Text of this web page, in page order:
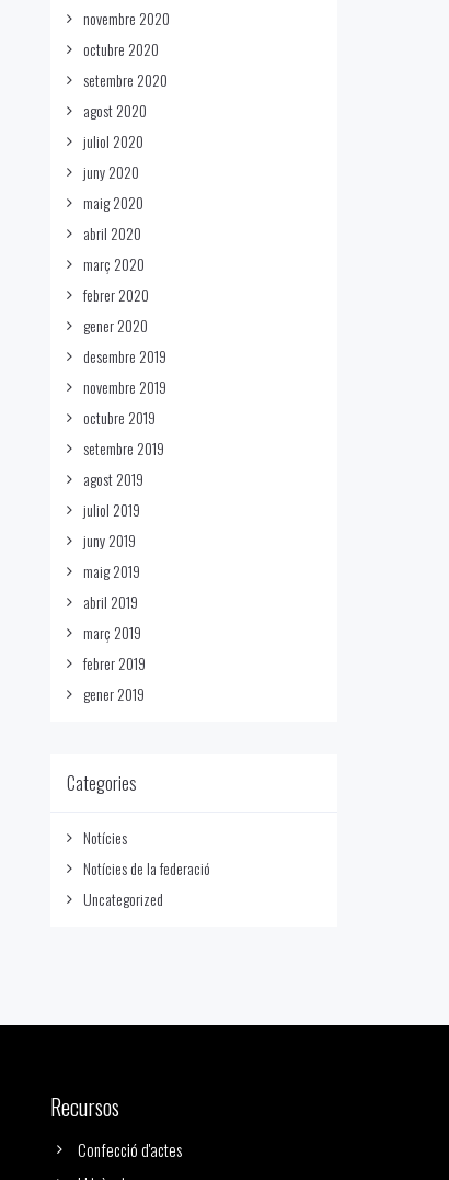
novembre 2020
octubre 2020
setembre 2020
agost 2020
juliol 2020
juny 2020
maig 2020
abril 2020
març 2020
febrer 2020
gener 2020
desembre 2019
novembre 2019
octubre 2019
setembre 2019
agost 2019
juliol 2019
juny 2019
maig 2019
abril 2019
març 2019
febrer 2019
gener 2019
Categories
Notícies
Notícies de la federació
Uncategorized
Recursos
Confecció d'actes